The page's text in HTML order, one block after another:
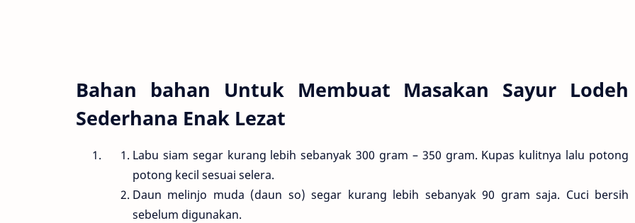
Bahan bahan Untuk Membuat Masakan Sayur Lodeh
Sederhana Enak Lezat
Labu siam segar kurang lebih sebanyak 300 gram – 350 gram. Kupas kulitnya lalu potong
potong kecil sesuai selera.
Daun melinjo muda (daun so) segar kurang lebih sebanyak 90 gram saja. Cuci bersih
sebelum digunakan.